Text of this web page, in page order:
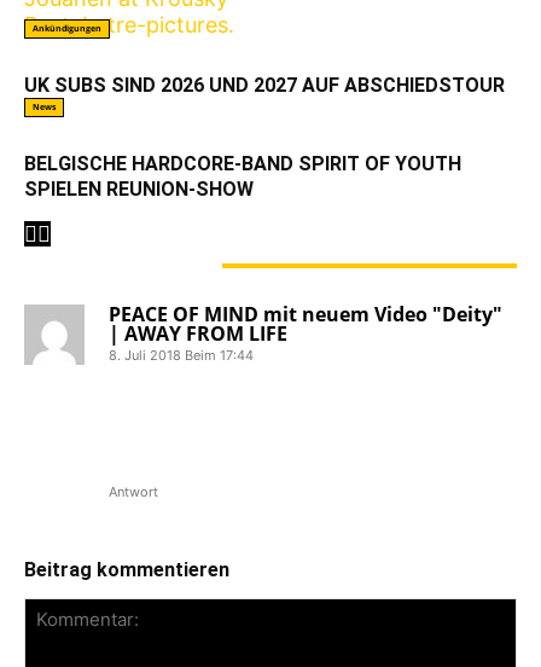
Ankündigungen
UK SUBS SIND 2026 UND 2027 AUF ABSCHIEDSTOUR
News
BELGISCHE HARDCORE-BAND SPIRIT OF YOUTH
SPIELEN REUNION-SHOW
PEACE OF MIND mit neuem Video "Deity"
| AWAY FROM LIFE
8. Juli 2018 Beim 17:44
Antwort
Beitrag kommentieren